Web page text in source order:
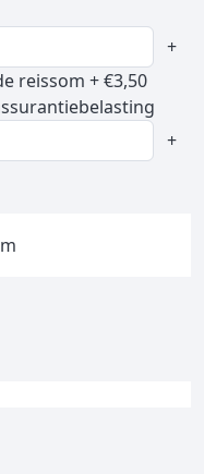
+
reissom + €3,50
+